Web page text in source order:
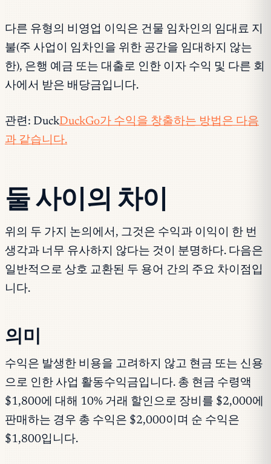
다른 유형의 비영업 이익은 건물 임차인의 임대료 지
불(주 사업이 임차인을 위한 공간을 임대하지 않는
한), 은행 예금 또는 대출로 인한 이자 수익 및 다른 회
사에서 받은 배당금입니다.
관련: DuckDuckGo가 수익을 창출하는 방법은 다음
과 같습니다.
둘 사이의 차이
위의 두 가지 논의에서, 그것은 수익과 이익이 한 번
생각과 너무 유사하지 않다는 것이 분명하다. 다음은
일반적으로 상호 교환된 두 용어 간의 주요 차이점입
니다.
의미
수익은 발생한 비용을 고려하지 않고 현금 또는 신용
으로 인한 사업 활동수익금입니다. 총 현금 수령액
$1,800에 대해 10% 거래 할인으로 장비를 $2,000에
판매하는 경우 총 수익은 $2,000이며 순 수익은
$1,800입니다.